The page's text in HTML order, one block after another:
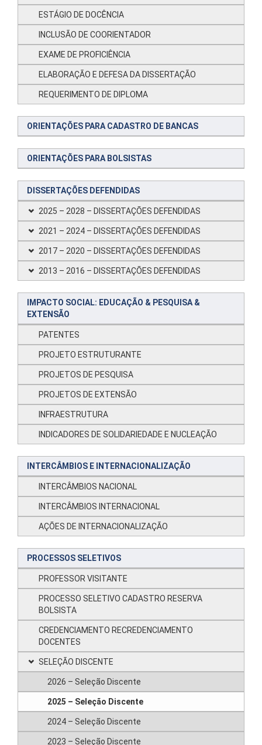
ESTÁGIO DE DOCÊNCIA
INCLUSÃO DE COORIENTADOR
EXAME DE PROFICIÊNCIA
ELABORAÇÃO E DEFESA DA DISSERTAÇÃO
REQUERIMENTO DE DIPLOMA
ORIENTAÇÕES PARA CADASTRO DE BANCAS
ORIENTAÇÕES PARA BOLSISTAS
DISSERTAÇÕES DEFENDIDAS
2025 – 2028 – DISSERTAÇÕES DEFENDIDAS
2021 – 2024 – DISSERTAÇÕES DEFENDIDAS
2017 – 2020 – DISSERTAÇÕES DEFENDIDAS
2013 – 2016 – DISSERTAÇÕES DEFENDIDAS
IMPACTO SOCIAL: EDUCAÇÃO & PESQUISA &
EXTENSÃO
PATENTES
PROJETO ESTRUTURANTE
PROJETOS DE PESQUISA
PROJETOS DE EXTENSÃO
INFRAESTRUTURA
INDICADORES DE SOLIDARIEDADE E NUCLEAÇÃO
INTERCÂMBIOS E INTERNACIONALIZAÇÃO
INTERCÂMBIOS NACIONAL
INTERCÂMBIOS INTERNACIONAL
AÇÕES DE INTERNACIONALIZAÇÃO
PROCESSOS SELETIVOS
PROFESSOR VISITANTE
PROCESSO SELETIVO CADASTRO RESERVA
BOLSISTA
CREDENCIAMENTO RECREDENCIAMENTO
DOCENTES
SELEÇÃO DISCENTE
2026 – Seleção Discente
2025 – Seleção Discente
2024 – Seleção Discente
2023 – Seleção Discente